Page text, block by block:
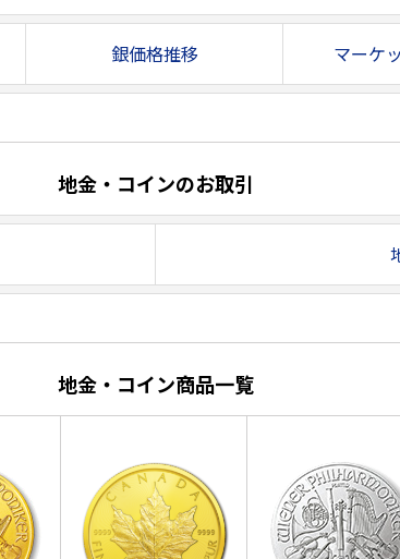
銀価格推移 マーケ
地金・コインのお取引
地金・コイン商品一覧